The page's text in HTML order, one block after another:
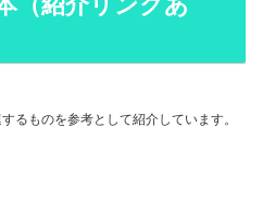
るものを参考として紹介しています。